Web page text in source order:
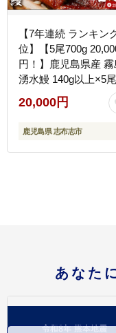
【7年連続 ランキン
位】【5尾700g
円！】鹿児島県産 霧
湧水鰻 140g以上×5
産 蒲焼き ウナギ う
5尾 九州産 かばやき
凍 うな重 ひつまぶし
b0-219-yy
20,000円
鹿児島県 志布志市
あなた